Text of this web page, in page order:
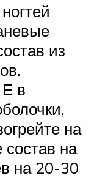
из
в
на
на
на 20-30